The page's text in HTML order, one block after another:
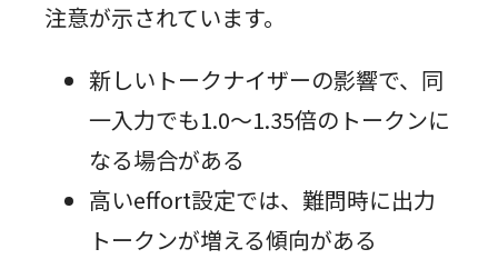
注意が示されています。
新しいトークナイザーの影響で、同
一入力でも1.0〜1.35倍のトークンに
なる場合がある
高いeffort設定では、難問時に出力
トークンが増える傾向がある